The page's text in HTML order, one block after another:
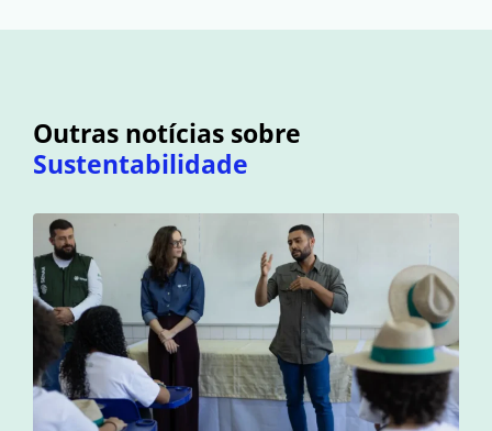
Outras notícias sobre
Sustentabilidade